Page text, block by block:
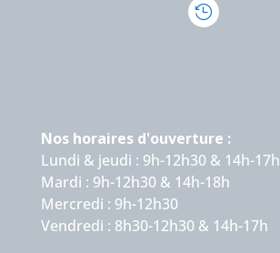

Nos horaires d'ouverture :
Lundi & jeudi : 9h-12h30 & 14h-17h
Mardi : 9h-12h30 & 14h-18h
Mercredi : 9h-12h30
Vendredi : 8h30-12h30 & 14h-17h